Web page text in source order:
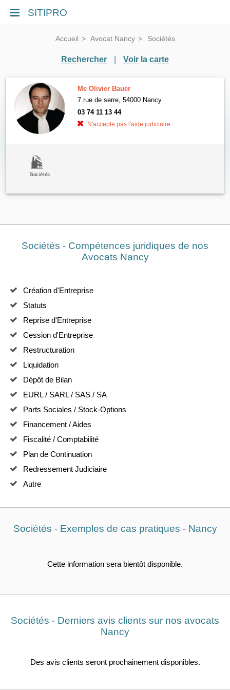
SITIPRO
Accueil Avocat Nancy Sociétés
Rechercher Voir la carte
Me Olivier Bauer
7 rue de serre, 54000 Nancy
03 74 11 13 44
N'accepte pas l'aide judiciaire
Sociétés
Sociétés - Compétences juridiques de nos
Avocats Nancy
Création d'Entreprise
Statuts
Reprise d'Entreprise
Cession d'Entreprise
Restructuration
Liquidation
Dépôt de Bilan
EURL / SARL / SAS / SA
Parts Sociales / Stock-Options
Financement / Aides
Fiscalité / Comptabilité
Plan de Continuation
Redressement Judiciaire
Autre
Sociétés - Exemples de cas pratiques - Nancy
Cette information sera bientôt disponible.
Sociétés - Derniers avis clients sur nos avocats
Nancy
Des avis clients seront prochainement disponibles.